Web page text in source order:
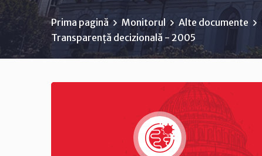
Prima pagină Monitorul Alte documente
Transparență decizională - 2005